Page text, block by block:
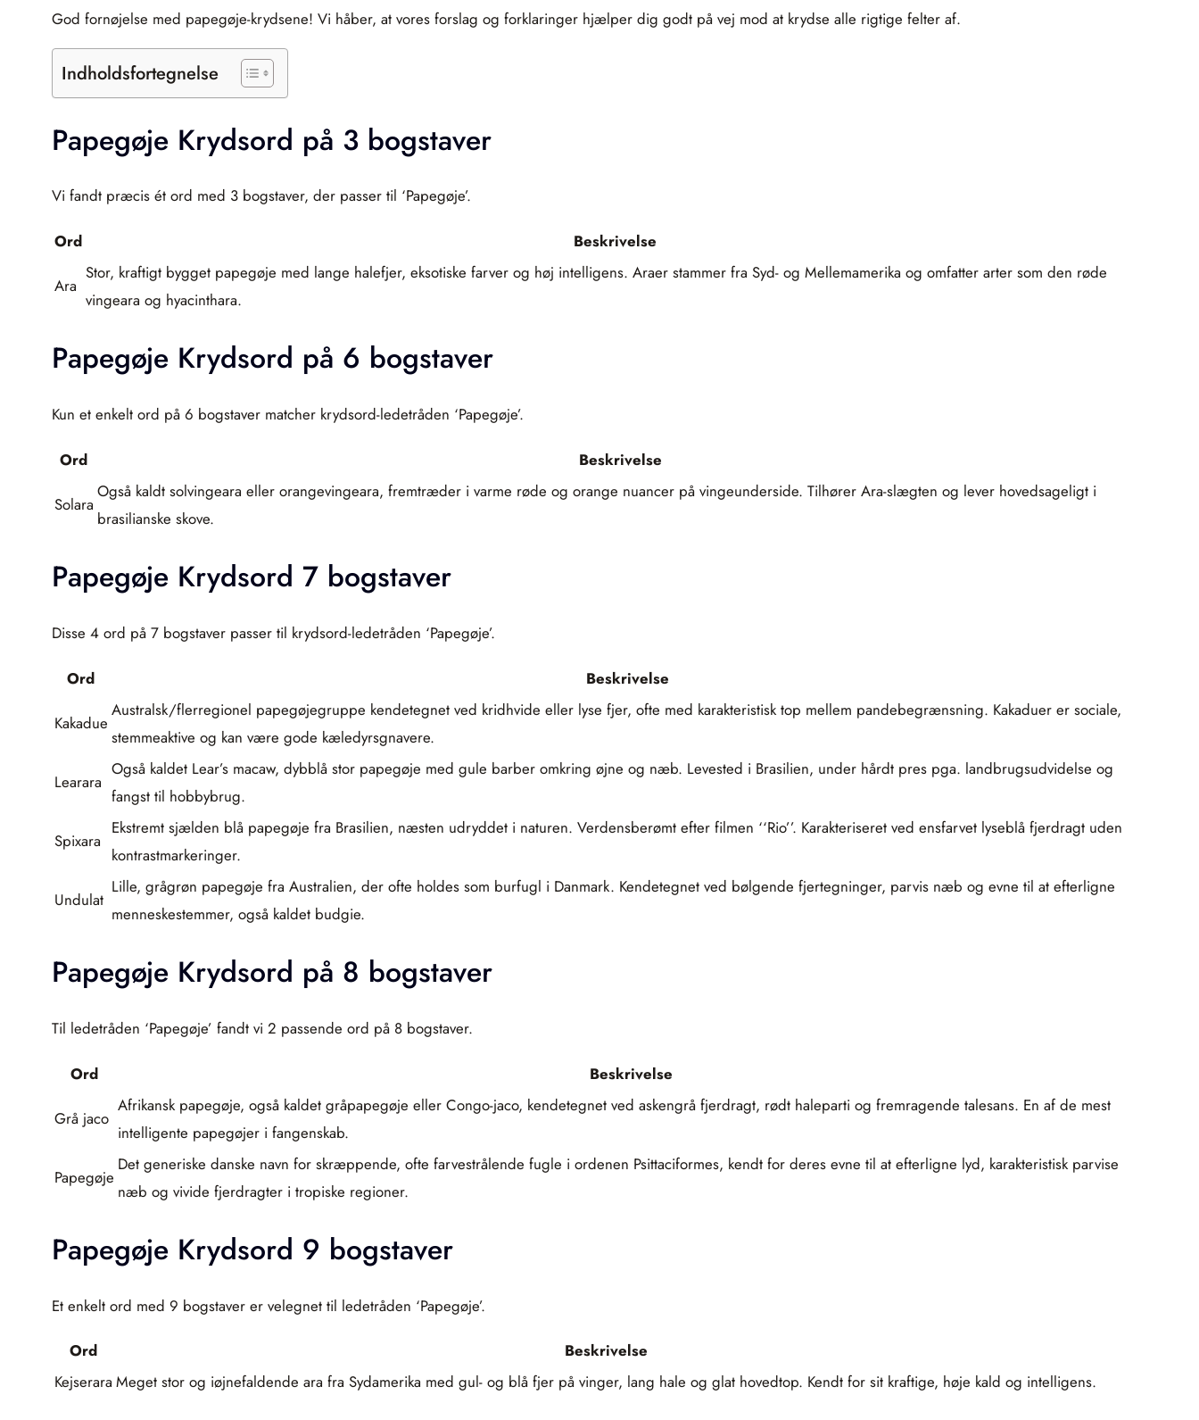
God fornøjelse med papegøje-krydsene! Vi håber, at vores forslag og forklaringer hjælper dig godt på vej mod at krydse alle rigtige felter af.
Indholdsfortegnelse
Papegøje Krydsord på 3 bogstaver
Vi fandt præcis ét ord med 3 bogstaver, der passer til ‘Papegøje’.
Ord Beskrivelse
Ara
Stor, kraftigt bygget papegøje med lange halefjer, eksotiske farver og høj intelligens. Araer stammer fra Syd- og Mellemamerika og omfatter arter som den røde
vingeara og hyacinthara.
Papegøje Krydsord på 6 bogstaver
Kun et enkelt ord på 6 bogstaver matcher krydsord-ledetråden ‘Papegøje’.
Ord Beskrivelse
Solara
Også kaldt solvingeara eller orangevingeara, fremtræder i varme røde og orange nuancer på vingeunderside. Tilhører Ara-slægten og lever hovedsageligt i
brasilianske skove.
Papegøje Krydsord 7 bogstaver
Disse 4 ord på 7 bogstaver passer til krydsord-ledetråden ‘Papegøje’.
Ord Beskrivelse
Kakadue
Australsk/flerregionel papegøjegruppe kendetegnet ved kridhvide eller lyse fjer, ofte med karakteristisk top mellem pandebegrænsning. Kakaduer er sociale,
stemmeaktive og kan være gode kæledyrsgnavere.
Learara
Også kaldet Lear’s macaw, dybblå stor papegøje med gule barber omkring øjne og næb. Levested i Brasilien, under hårdt pres pga. landbrugsudvidelse og
fangst til hobbybrug.
Spixara
Ekstremt sjælden blå papegøje fra Brasilien, næsten udryddet i naturen. Verdensberømt efter filmen ‘‘Rio’’. Karakteriseret ved ensfarvet lyseblå fjerdragt uden
kontrastmarkeringer.
Undulat
Lille, grågrøn papegøje fra Australien, der ofte holdes som burfugl i Danmark. Kendetegnet ved bølgende fjertegninger, parvis næb og evne til at efterligne
menneskestemmer, også kaldet budgie.
Papegøje Krydsord på 8 bogstaver
Til ledetråden ‘Papegøje’ fandt vi 2 passende ord på 8 bogstaver.
Ord Beskrivelse
Grå jaco
Afrikansk papegøje, også kaldet gråpapegøje eller Congo-jaco, kendetegnet ved askengrå fjerdragt, rødt hale­parti og fremragende talesans. En af de mest
intelligente papegøjer i fangenskab.
Papegøje
Det generiske danske navn for skræppende, ofte farvestrålende fugle i ordenen Psittaciformes, kendt for deres evne til at efterligne lyd, karakteristisk parvise
næb og vivide fjerdragter i tropiske regioner.
Papegøje Krydsord 9 bogstaver
Et enkelt ord med 9 bogstaver er velegnet til ledetråden ‘Papegøje’.
Ord
Beskrivelse
Kejserara Meget stor og iøjnefaldende ara fra Sydamerika med gul- og blå fjer på vinger, lang hale og glat hovedtop. Kendt for sit kraftige, høje kald og intelligens.